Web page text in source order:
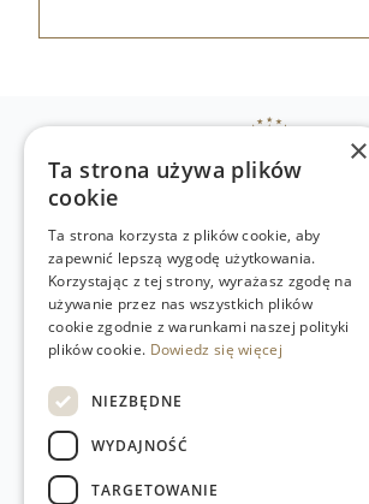
WILLIAM’S NATURAL PRODUCTS
ul. Stawki 2, 00-193 Warszawa,
+48 (22) 875 91 35
kontakt@w-natural.pl
Obsługa sklepu internetowego
+48 798 349 435
OBSŁUGA KLIENTA
Kontakt
Dostawa
Zwroty
×
Ta strona używa plików
cookie
Ta strona korzysta z plików cookie, aby
zapewnić lepszą wygodę użytkowania.
Korzystając z tej strony, wyrażasz zgodę na
używanie przez nas wszystkich plików
cookie zgodnie z warunkami naszej polityki
plików cookie. Dowiedz się więcej
NIEZBĘDNE
WYDAJNOŚĆ
TARGETOWANIE